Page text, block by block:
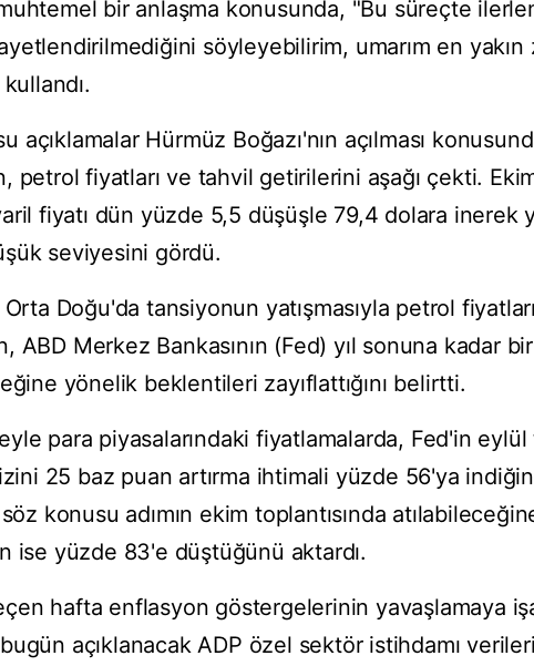
bir anlaşma konusunda, "Bu süreçte
söyleyebilirim, umarım en yakın
açıklamalar Hürmüz Boğazı'nın açılması
petrol fiyatları ve tahvil getirilerini aşağı çekti.
fiyatı dün yüzde 5,5 düşüşle 79,4 dolara inerek
seviyesini gördü.
Doğu'da tansiyonun yatışmasıyla petrol
ABD Merkez Bankasının (Fed) yıl sonuna kadar
yönelik beklentileri zayıflattığını belirtti.
para piyasalarındaki fiyatlamalarda, Fed'in eylül
25 baz puan artırma ihtimali yüzde 56'ya
konusu adımın ekim toplantısında
ise yüzde 83'e düştüğünü aktardı.
hafta enflasyon göstergelerinin yavaşlamaya
açıklanacak ADP özel sektör istihdamı